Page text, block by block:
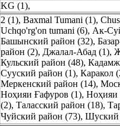
KG (1),
2 (1), Baxmal Tumani (1),
Uchqo'rg'on tumani (6), Ак-
Башынский район (32),
район (2), Джалал-Абад (1),
Кульский район (48),
Сууский район (1), Каракол
Меркенский район (14),
Ноҳияи Ғафуров (1), Ноҳияи
(2), Таласский район (18),
Чуйский район (73), Шуский